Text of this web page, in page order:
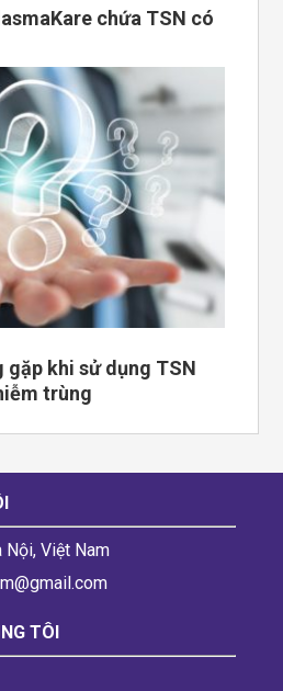
chứa TSN có
gặp khi sử dụng TSN
trùng
Nội, Việt Nam
TÔI